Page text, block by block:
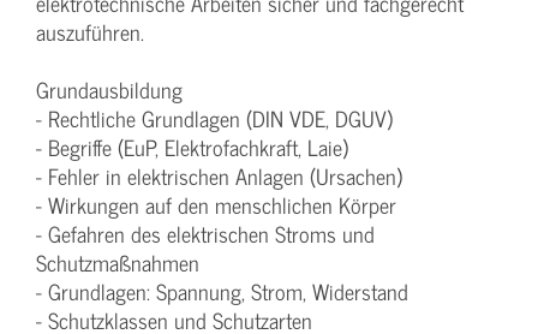
auszuführen.
Grundausbildung
- Rechtliche Grundlagen (DIN VDE, DGUV)
- Begriffe (EuP, Elektrofachkraft, Laie)
- Fehler in elektrischen Anlagen (Ursachen)
- Wirkungen auf den menschlichen Körper
- Gefahren des elektrischen Stroms und
Schutzmaßnahmen
- Grundlagen: Spannung, Strom, Widerstand
- Schutzklassen und Schutzarten